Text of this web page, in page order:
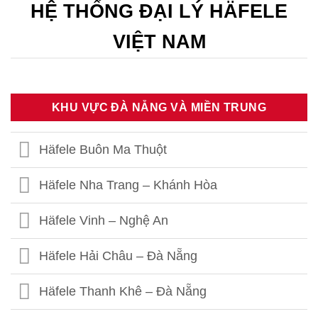
HỆ THỐNG ĐẠI LÝ HÄFELE
VIỆT NAM
KHU VỰC ĐÀ NẴNG VÀ MIỀN TRUNG
Häfele Buôn Ma Thuột
Häfele Nha Trang – Khánh Hòa
Häfele Vinh – Nghệ An
Häfele Hải Châu – Đà Nẵng
Häfele Thanh Khê – Đà Nẵng